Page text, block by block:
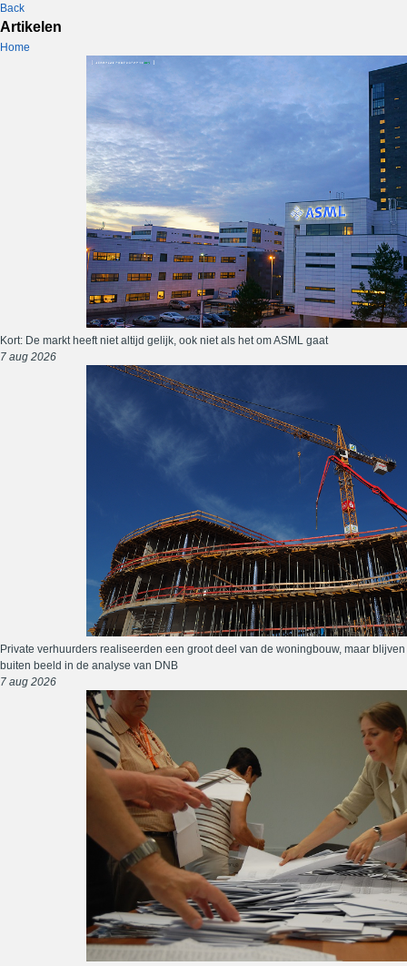
Back
Artikelen
Home
Kort: De markt heeft niet altijd gelijk, ook niet als het om ASML gaat
7 aug 2026
Private verhuurders realiseerden een groot deel van de woningbouw, maar blijven
buiten beeld in de analyse van DNB
7 aug 2026